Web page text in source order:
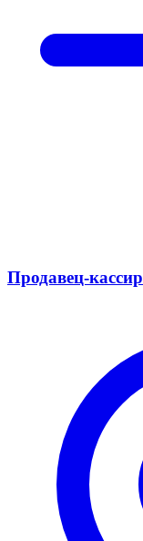
Продавец-кассир